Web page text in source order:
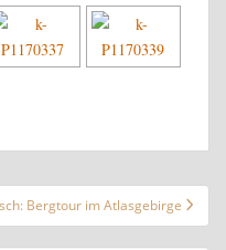
Bergtour im Atlasgebirge